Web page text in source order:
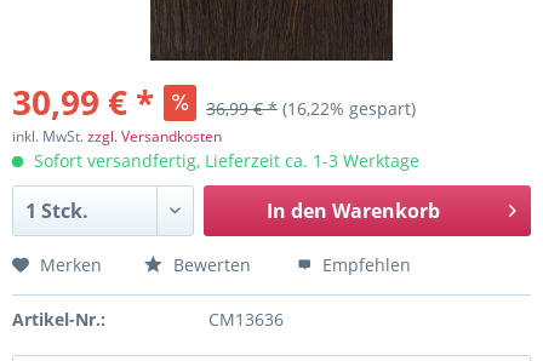
30,99 € * 36,99 € * (16,22% gespart)
inkl. MwSt.zzgl. Versandkosten
Sofort versandfertig, Lieferzeit ca. 1-3 Werktage
In den Warenkorb
Merken Bewerten Empfehlen
Artikel-Nr.: CM13636